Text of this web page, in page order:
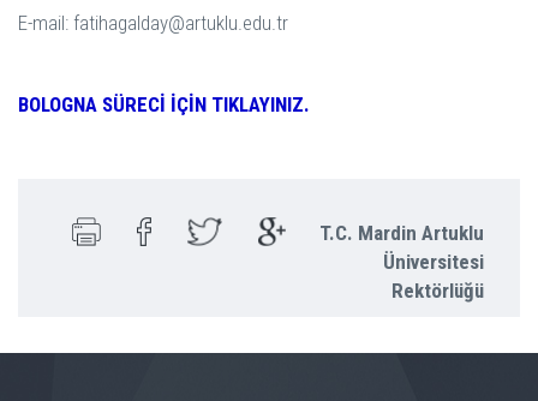
E-mail: fatihagalday@artuklu.edu.tr
BOLOGNA SÜRECİ İÇİN TIKLAYINIZ.
T.C. Mardin Artuklu
Üniversitesi
Rektörlüğü